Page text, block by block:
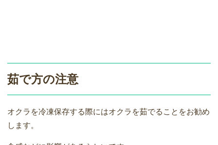
茹で方の注意
オクラを冷凍保存する際にはオクラを茹でることをお勧め
します。